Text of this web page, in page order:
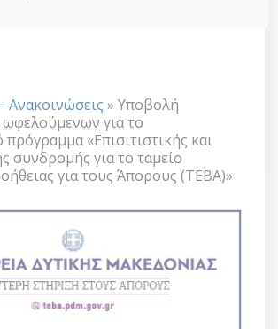
Ανακοινώσεις » Υποβολή
για το
πρόγραμμα «Επισιτιστικής και
συνδρομής για το ταμείο
για τους Άπορους (ΤΕΒΑ)»